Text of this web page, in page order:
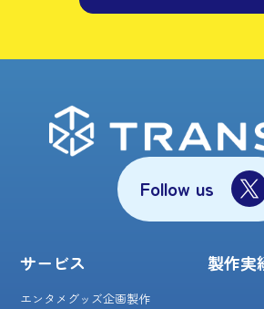
Follow us
サービス
エンタメグッズ企画製作
製作実